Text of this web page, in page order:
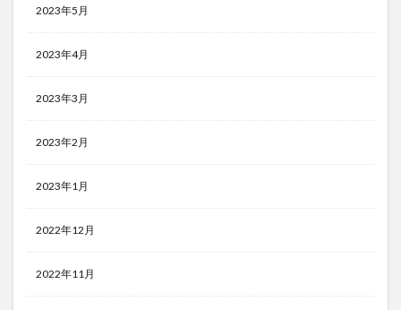
2023年5月
2023年4月
2023年3月
2023年2月
2023年1月
2022年12月
2022年11月